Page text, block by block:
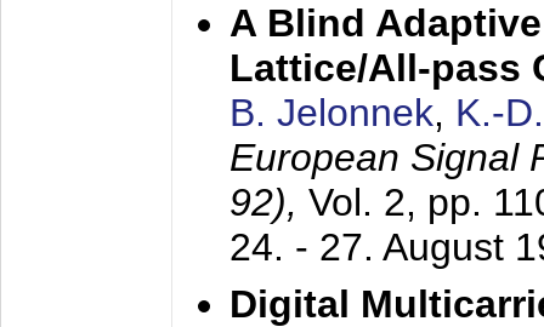
A Blind
Lattice/All-pass
B. Jelonnek, K.-
European Signal
92), Vol. 2, pp.
24. - 27. August
Digital